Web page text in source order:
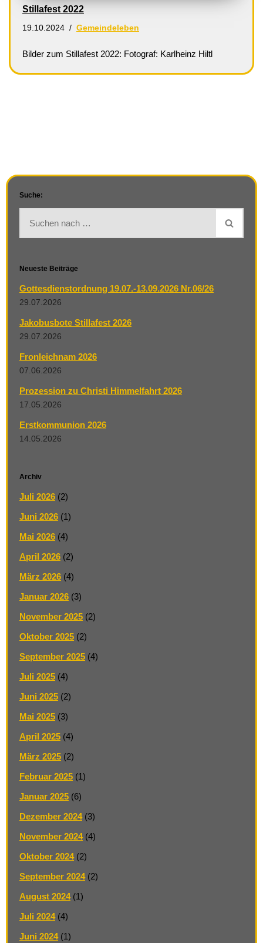
Stillafest 2022
19.10.2024 Gemeindeleben
Bilder zum Stillafest 2022: Fotograf: Karlheinz Hiltl
Suche:
Neueste Beiträge
Gottesdienstordnung 19.07.-13.09.2026 Nr.06/26
29.07.2026
Jakobusbote Stillafest 2026
29.07.2026
Fronleichnam 2026
07.06.2026
Prozession zu Christi Himmelfahrt 2026
17.05.2026
Erstkommunion 2026
14.05.2026
Archiv
Juli 2026 (2)
Juni 2026 (1)
Mai 2026 (4)
April 2026 (2)
März 2026 (4)
Januar 2026 (3)
November 2025 (2)
Oktober 2025 (2)
September 2025 (4)
Juli 2025 (4)
Juni 2025 (2)
Mai 2025 (3)
April 2025 (4)
März 2025 (2)
Februar 2025 (1)
Januar 2025 (6)
Dezember 2024(3)
November 2024(4)
Oktober 2024(2)
September 2024(2)
August 2024(1)
Juli 2024(4)
Juni 2024(1)